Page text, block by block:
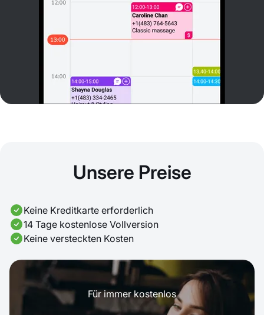
Unsere Preise
Keine Kreditkarte erforderlich
14 Tage kostenlose Vollversion
Keine versteckten Kosten
Für immer kostenlos